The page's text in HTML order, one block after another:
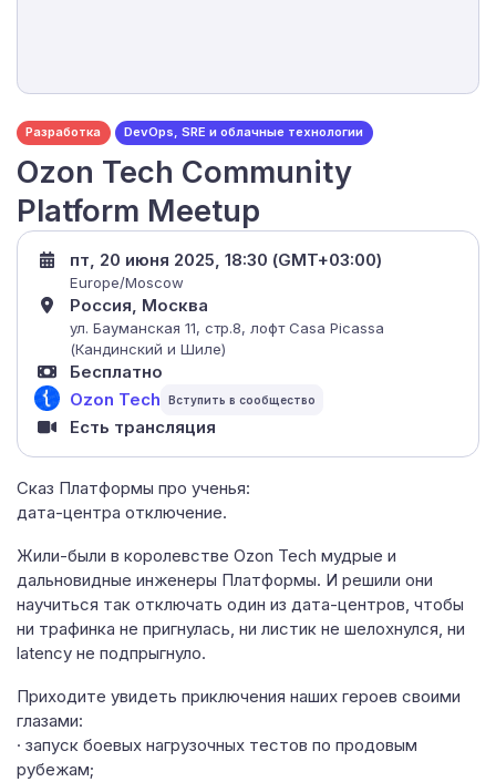
Разработка DevOps, SRE и облачные технологии
Ozon Tech Community
Platform Meetup
Сказ Платформы про ученья:
дата-центра отключение.
Жили-были в королевстве Ozon Tech мудрые и
дальновидные инженеры Платформы. И решили они
научиться так отключать один из дата-центров, чтобы
ни трафинка не пригнулась, ни листик не шелохнулся, ни
latency не подпрыгнуло.
Приходите увидеть приключения наших героев своими
глазами:
· запуск боевых нагрузочных тестов по продовым
рубежам;
пт, 20 июня 2025, 18:30 (GMT+03:00)
Europe/Moscow
Россия, Москва
ул. Бауманская 11, стр.8, лофт Casa Picassa
(Кандинский и Шиле)
Бесплатно
Ozon Tech
Есть трансляция